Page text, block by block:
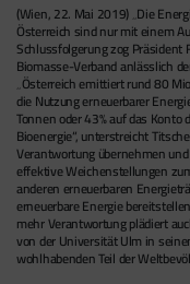
(Wien, 22. Mai 2019) „Die
Österreich sind nur mit einem
Schlussfolgerung zog
Biomasse-Verband anlässlich
„Österreich emittiert rund 80
die Nutzung erneuerbarer
Tonnen oder 43% auf das
Bioenergie“, unterstreicht
Verantwortung übernehmen
effektive Weichenstellungen
anderen erneuerbaren
erneuerbare Energie
mehr Verantwortung plädiert
von der Universität Ulm in
wohlhabenden Teil der